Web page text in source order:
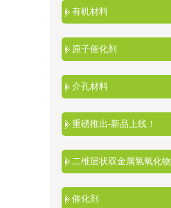
有机材料
原子催化剂
介孔材料
重磅推出-新品上线！
二维层状双金属氢氧化物
催化剂